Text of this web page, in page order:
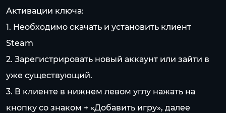
Активации ключа:
1. Необходимо скачать и установить клиент
Steam
2. Зарегистрировать новый аккаунт или зайти в
уже существующий.
3. В клиенте в нижнем левом углу нажать на
кнопку со знаком + «Добавить игру», далее